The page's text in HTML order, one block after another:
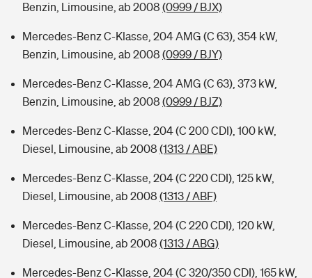
Benzin, Limousine, ab 2008 (0999 / BJX)
Mercedes-Benz C-Klasse, 204 AMG (C 63), 354 kW,
Benzin, Limousine, ab 2008 (0999 / BJY)
Mercedes-Benz C-Klasse, 204 AMG (C 63), 373 kW,
Benzin, Limousine, ab 2008 (0999 / BJZ)
Mercedes-Benz C-Klasse, 204 (C 200 CDI), 100 kW,
Diesel, Limousine, ab 2008 (1313 / ABE)
Mercedes-Benz C-Klasse, 204 (C 220 CDI), 125 kW,
Diesel, Limousine, ab 2008 (1313 / ABF)
Mercedes-Benz C-Klasse, 204 (C 220 CDI), 120 kW,
Diesel, Limousine, ab 2008 (1313 / ABG)
Mercedes-Benz C-Klasse, 204 (C 320/350 CDI), 165 kW,